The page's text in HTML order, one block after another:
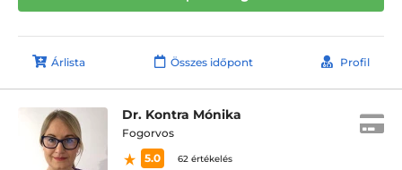
Árlista Összes időpont Profil
Dr. Kontra Mónika
Fogorvos
5.0
62 értékelés